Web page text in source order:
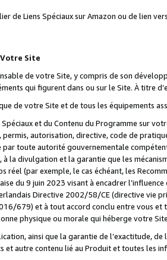
de Liens Spéciaux sur Amazon ou de lien
Site
de votre Site, y compris de son
qui figurent dans ou sur le Site. À titre
de votre Site et de tous les équipements
Spéciaux et du Contenu du Programme sur
autorisation, directive, code de
par toute autorité gouvernementale
la divulgation et la garantie que les
réel (par exemple, le cas échéant, les
du 9 juin 2023 visant à encadrer
Directive 2002/58/CE (directive vie
679) et à tout accord conclu entre vous
physique ou morale qui héberge votre
ainsi que la garantie de l’exactitude,
et autre contenu lié au Produit et toutes les